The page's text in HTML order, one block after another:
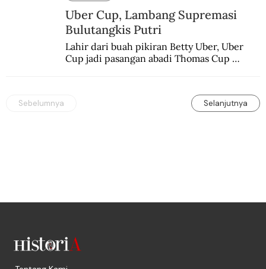
Uber Cup, Lambang Supremasi
Bulutangkis Putri
Lahir dari buah pikiran Betty Uber, Uber
Cup jadi pasangan abadi Thomas Cup
Sebelumnya Selanjutnya